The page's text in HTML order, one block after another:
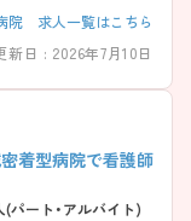
院 求人一覧はこちら
新日 : 2026年7月10日
着型病院で看護師
ート・アルバイト)